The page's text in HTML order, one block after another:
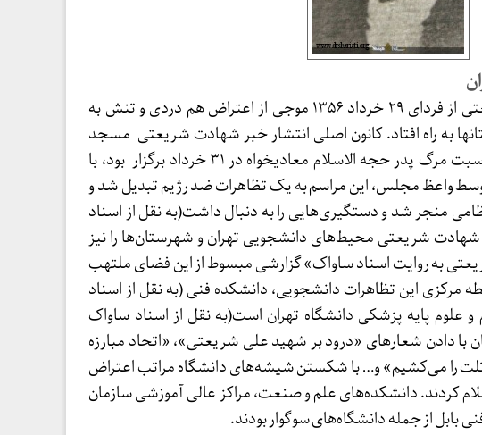
به دنبال انتشار خبر شهادت شریعتی از فردای ۲۹ خرداد ۱۳۵۶ موجی از اعتراض هم دردی و تنش به
به راه افتاد. کانون اصلی انتشار خبر شهادت شریعتی مسجد
ارگ بود که در آنجا مراسمی به مناسبت مرگ پدر حجه الاسلام معادیخواه در ۳۱ خرداد برگزار بود، با
واعظ مجلس، این مراسم به یک تظاهرات ضد رژیم تبدیل شد و
منجر شد و دستگیری‌هایی را به دنبال داشت(به نقل از اسناد
خبر شهادت شریعتی محیط‌های دانشجویی تهران و شهرستان‌ها را نیز
به روایت اسناد ساواک» گزارشی مبسوط از این فضای ملتهب
این تظاهرات دانشجویی، دانشکده فنی (به نقل از اسناد
علوم و علوم پایه پزشکی دانشگاه تهران است(به نقل از اسناد ساواک
با دادن شعارهای «درود بر شهید علی شریعتی»، «اتحاد مبارزه
را می‌کشیم» و… با شکستن شیشه‌های دانشگاه مراتب اعتراض
کردند. دانشکده‌های علم و صنعت، مراکز عالی آموزشی سازمان
بابل از جمله دانشگاه‌های سوگوار بودند.